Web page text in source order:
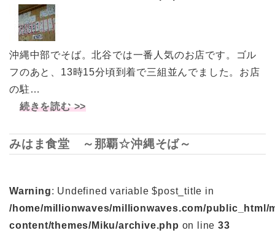
沖縄中部でそば。北谷では一番人気のお店です。ゴル
フのあと、13時15分頃到着で三組並んでました。お店
の駐…
続きを読む >>
みはま食堂 ～那覇☆沖縄そば～
Warning: Undefined variable $post_title in
/home/millionwaves/millionwaves.com/public_html/
content/themes/Miku/archive.php on line33